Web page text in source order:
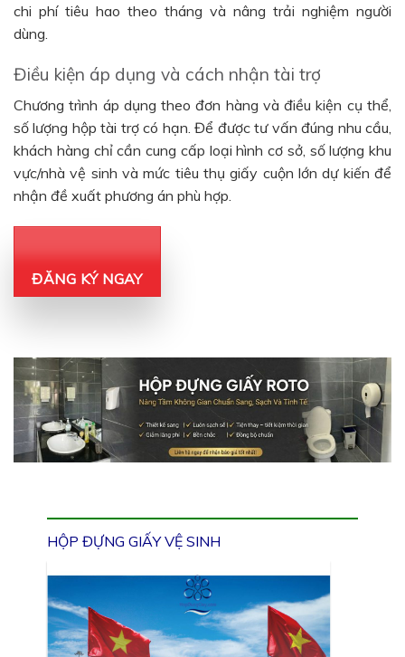
chi phí tiêu hao theo tháng và nâng trải nghiệm người
dùng.
Điều kiện áp dụng và cách nhận tài trợ
Chương trình áp dụng theo đơn hàng và điều kiện cụ thể,
số lượng hộp tài trợ có hạn. Để được tư vấn đúng nhu cầu,
khách hàng chỉ cần cung cấp loại hình cơ sở, số lượng khu
vực/nhà vệ sinh và mức tiêu thụ giấy cuộn lớn dự kiến để
nhận đề xuất phương án phù hợp.
ĐĂNG KÝ NGAY
HỘP ĐỰNG GIẤY VỆ SINH